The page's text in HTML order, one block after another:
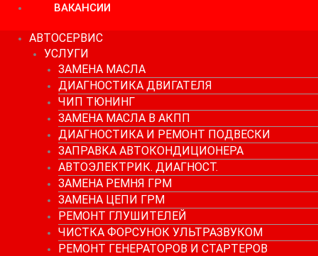
ВАКАНСИИ
АВТОСЕРВИС
УСЛУГИ
ЗАМЕНА МАСЛА
ДИАГНОСТИКА ДВИГАТЕЛЯ
ЧИП ТЮНИНГ
ЗАМЕНА МАСЛА В АКПП
ДИАГНОСТИКА И РЕМОНТ ПОДВЕСКИ
ЗАПРАВКА АВТОКОНДИЦИОНЕРА
АВТОЭЛЕКТРИК. ДИАГНОСТ.
ЗАМЕНА РЕМНЯ ГРМ
ЗАМЕНА ЦЕПИ ГРМ
РЕМОНТ ГЛУШИТЕЛЕЙ
ЧИСТКА ФОРСУНОК УЛЬТРАЗВУКОМ
РЕМОНТ ГЕНЕРАТОРОВ И СТАРТЕРОВ